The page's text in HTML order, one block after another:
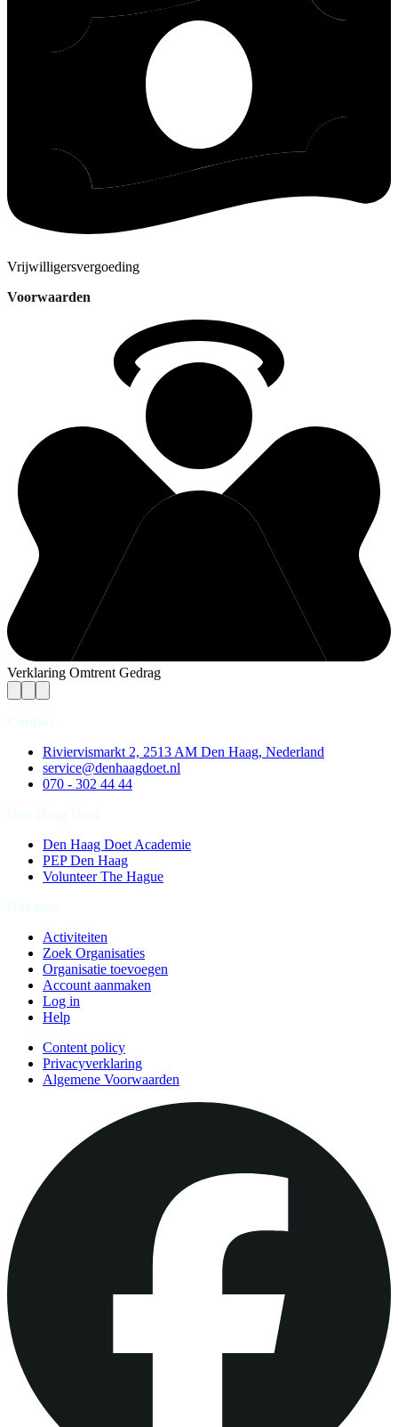
Vrijwilligersvergoeding
Voorwaarden
Verklaring Omtrent Gedrag
Riviervismarkt 2, 2513 AM Den Haag, Nederland
service@denhaagdoet.nl
070 - 302 44 44
Den Haag Doet Academie
PEP Den Haag
Volunteer The Hague
Activiteiten
Zoek Organisaties
Organisatie toevoegen
Account aanmaken
Log in
Help
Content policy
Privacyverklaring
Algemene Voorwaarden